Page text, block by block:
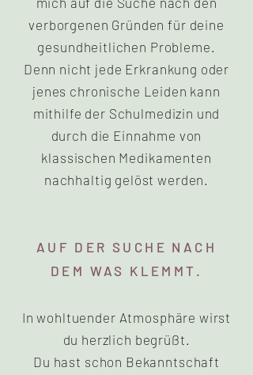
verborgenen Gründen für deine
gesundheitlichen Probleme.
Denn nicht jede Erkrankung oder
jenes chronische Leiden kann
mithilfe der Schulmedizin und
durch die Einnahme von
klassischen Medikamenten
nachhaltig gelöst werden.
AUF DER SUCHE NACH
DEM WAS KLEMMT.
In wohltuender Atmosphäre wirst
du herzlich begrüßt.
Du hast schon Bekanntschaft